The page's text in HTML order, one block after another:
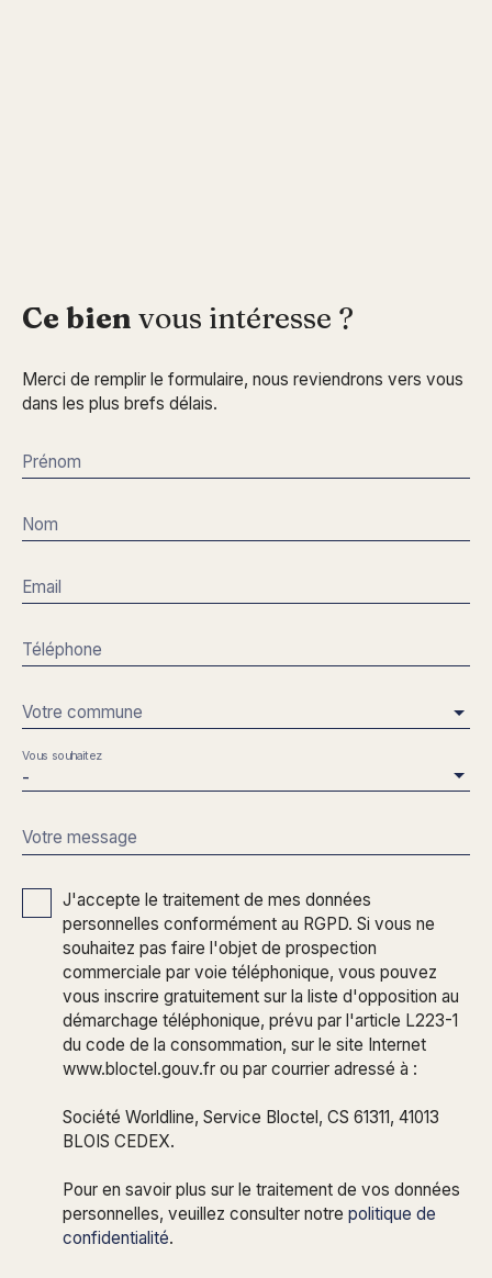
Ce bien vous intéresse ?
Merci de remplir le formulaire, nous reviendrons vers vous
dans les plus brefs délais.
Prénom
Nom
Email
Téléphone
Votre commune
-
Vous souhaitez
Votre message
J'accepte le traitement de mes données
personnelles conformément au RGPD. Si vous ne
souhaitez pas faire l'objet de prospection
commerciale par voie téléphonique, vous pouvez
vous inscrire gratuitement sur la liste d'opposition au
démarchage téléphonique, prévu par l'article L223-1
du code de la consommation, sur le site Internet
www.bloctel.gouv.fr ou par courrier adressé à :
Société Worldline, Service Bloctel, CS 61311, 41013
BLOIS CEDEX.
Pour en savoir plus sur le traitement de vos données
personnelles, veuillez consulter notre politique de
confidentialité.